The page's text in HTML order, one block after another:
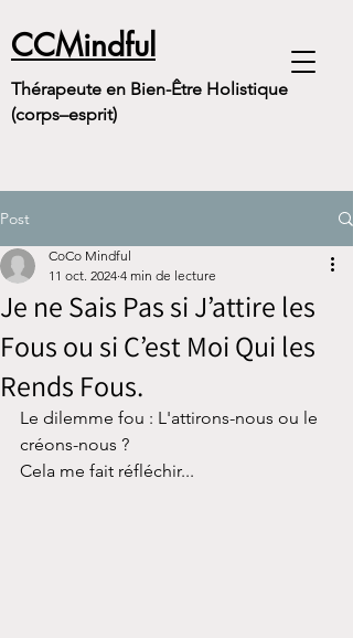
CCMindful
Thérapeute en Bien-Être Holistique
(corps–esprit)
Post
Je ne Sais Pas si J’attire les
Fous ou si C’est Moi Qui les
Rends Fous.
CoCo Mindful
11 oct. 2024 4 min de lecture
Le dilemme fou : L'attirons-nous ou le
créons-nous ?
Cela me fait réfléchir...